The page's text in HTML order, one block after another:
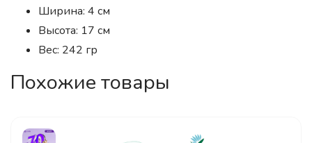
Ширина: 4 см
Высота: 17 см
Вес: 242 гр
Похожие товары